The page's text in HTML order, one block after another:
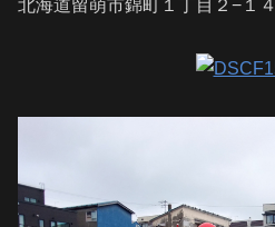
北海道留萌市錦町１丁目２−１４